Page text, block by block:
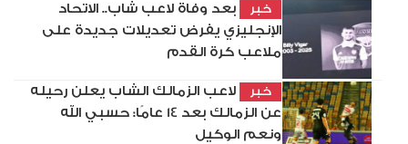
خبر
بعد وفاة لاعب شاب.. الاتحاد
الإنجليزي يفرض تعديلات جديدة على
ملاعب كرة القدم
خبر
لاعب الزمالك الشاب يعلن رحيله
عن الزمالك بعد 14 عامًا: حسبي الله
ونعم الوكيل